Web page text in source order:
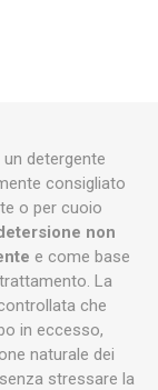
detergente
consigliato
o per cuoio
non
e come base
La
che
in eccesso,
naturale dei
stressare la